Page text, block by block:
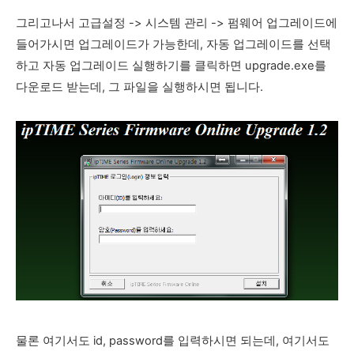
그리고나서 고급설정 -> 시스템 관리 -> 펌웨어 업그레이드에
들어가시면 업그레이드가 가능한데, 자동 업그레이드를 선택
하고 자동 업그레이드 실행하기를 클릭하면 upgrade.exe를
다운로드 받는데, 그 파일을 실행하시면 됩니다.
물론 여기서도 id, password를 입력하시면 되는데, 여기서도